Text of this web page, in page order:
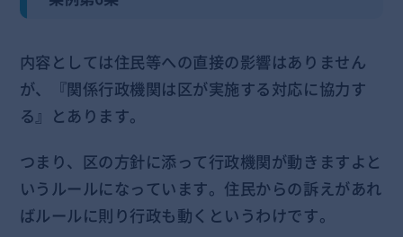
内容としては住民等への直接の影響はありません
が、『関係行政機関は区が実施する対応に協力す
る』とあります。
つまり、区の方針に添って行政機関が動きますよと
いうルールになっています。住民からの訴えがあれ
ばルールに則り行政も動くというわけです。